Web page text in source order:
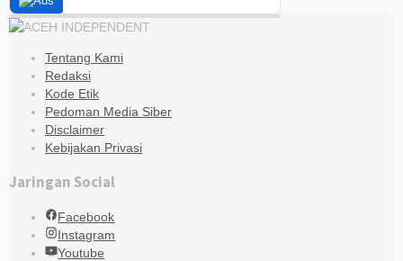
Tentang Kami
Redaksi
Kode Etik
Pedoman Media Siber
Disclaimer
Kebijakan Privasi
Jaringan Social
Facebook
Instagram
Youtube